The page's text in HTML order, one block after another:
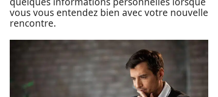
vous vous entendez bien avec votre nouvelle
rencontre.